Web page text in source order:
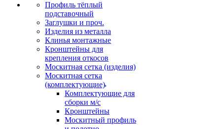
Профиль тёплый
подставочный
Заглушки и проч.
Изделия из металла
Клинья монтажные
Кронштейны для
крепления откосов
Москитная сетка (изделия)
Москитная сетка
(комплектующие)
Комплектующие для
сборки м/с
Кронштейны
Москитный профиль